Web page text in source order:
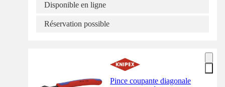
Disponible en ligne
Réservation possible
Pince coupante diagonale